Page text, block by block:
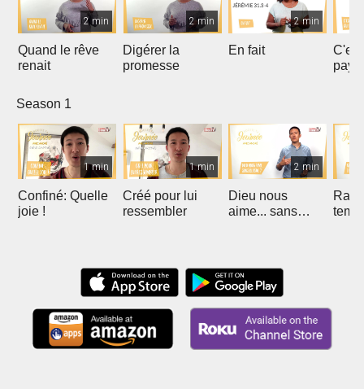
2 min
Quand le rêve
renait
2 min
Digérer la
promesse
2 min
En fait
paye
Season 1
1 min
Confiné: Quelle
joie !
1 min
Créé pour lui
ressembler
2 min
Dieu nous
aime... sans